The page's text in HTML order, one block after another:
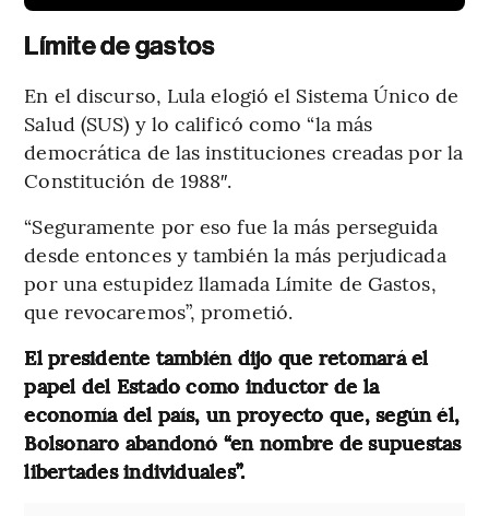
Límite de gastos
En el discurso, Lula elogió el Sistema Único de
Salud (SUS) y lo calificó como “la más
democrática de las instituciones creadas por la
Constitución de 1988″.
“Seguramente por eso fue la más perseguida
desde entonces y también la más perjudicada
por una estupidez llamada Límite de Gastos,
que revocaremos”, prometió.
El presidente también dijo que retomará el
papel del Estado como inductor de la
economía del país, un proyecto que, según él,
Bolsonaro abandonó “en nombre de supuestas
libertades individuales”.